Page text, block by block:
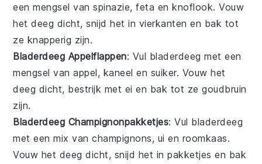
een mengsel vanspinazie,feta enknoflook. Vouw
het deeg dicht, snijd het in vierkanten en bak tot
ze knapperig zijn.
Bladerdeeg Appelflappen: Vul bladerdeeg met een
mengsel vanappel, kaneel en suiker. Vouw het
deeg dicht, bestrijk met ei en bak tot ze goudbruin
zijn.
Bladerdeeg Champignonpakketjes: Vul bladerdeeg
met een mix vanchampignons, ui en roomkaas.
Vouw het deeg dicht, snijd het in pakketjes en bak